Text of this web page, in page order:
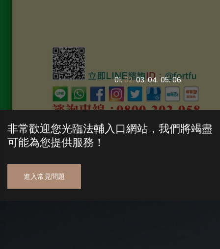
01. 02. 03. 04. 05. 06.
非常歡迎您光臨法輔入口網站，我們將竭盡
可能為您提供服務！
進入常見問題